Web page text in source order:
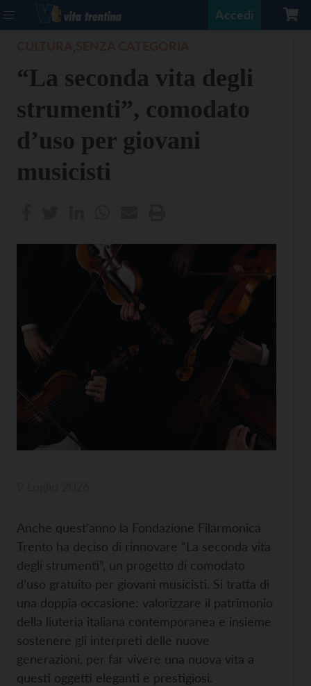
Accedi
,
“La seconda vita degli
strumenti”, comodato
d’uso per giovani
musicisti
Anche quest’anno la Fondazione Filarmonica
Trento ha deciso di rinnovare “La seconda vita
degli strumenti”, un progetto di comodato
d’uso gratuito per giovani musicisti. Si tratta di
una doppia occasione: valorizzare il patrimonio
della liuteria italiana contemporanea e insieme
sostenere gli interpreti delle nuove
generazioni, per far vivere una nuova vita a
questi oggetti eleganti e prestigiosi.